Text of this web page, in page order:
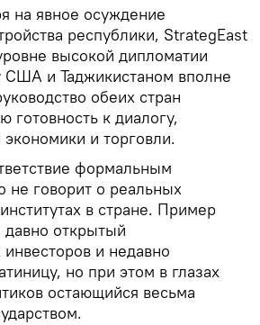
на явное осуждение
республики, StrategEast
высокой дипломатии
и Таджикистаном вполне
обеих стран
готовность к диалогу,
и торговли.
формальным
не говорит о реальных
в стране. Пример
давно открытый
и недавно
но при этом в глазах
остающийся весьма